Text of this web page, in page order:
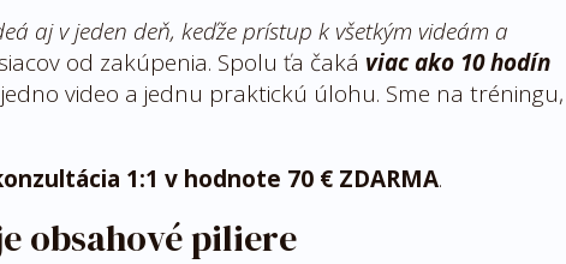
aj v jeden deň, keďže prístup k všetkým videám a
od zakúpenia. Spolu ťa čaká viac ako 10 hodín
video a jednu praktickú úlohu. Sme na tréningu,
1:1 v hodnote 70 € ZDARMA.
obsahové piliere